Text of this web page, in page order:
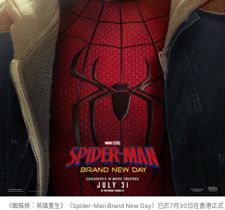
《蜘蛛俠：英雄重生》（Spider-Man:Brand New Day）已於7月30日在香港正式